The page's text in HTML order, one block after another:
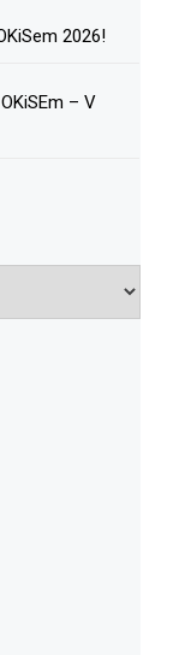
2026!
– V